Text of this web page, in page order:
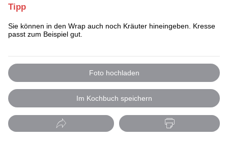
Tipp
Sie können in den Wrap auch noch Kräuter hineingeben. Kresse
passt zum Beispiel gut.
Foto hochladen
Im Kochbuch speichern